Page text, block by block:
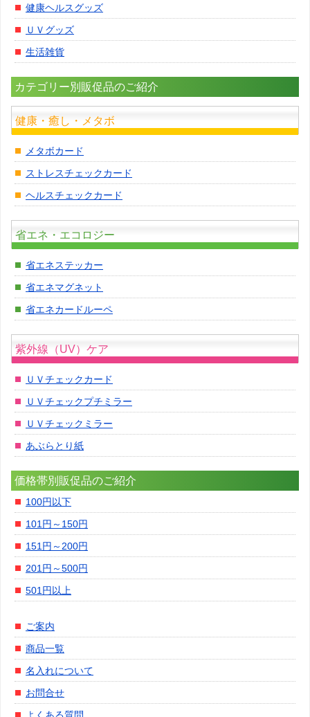
健康ヘルスグッズ
ＵＶグッズ
生活雑貨
カテゴリー別販促品のご紹介
健康・癒し・メタボ
メタボカード
ストレスチェックカード
ヘルスチェックカード
省エネ・エコロジー
省エネステッカー
省エネマグネット
省エネカードルーペ
紫外線（UV）ケア
ＵＶチェックカード
ＵＶチェックプチミラー
ＵＶチェックミラー
あぶらとり紙
価格帯別販促品のご紹介
100円以下
101円～150円
151円～200円
201円～500円
501円以上
ご案内
商品一覧
名入れについて
お問合せ
よくある質問